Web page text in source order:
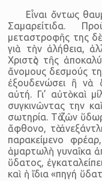
Εἶναι ὄντως
Σαμαρείτιδα.
μεταστροφῆς της
γιὰ τὴν ἀλήθεια,
Χριστὸς τῆς
ἄνομους δεσμούς
ἐξουδενώσει ἢ νὰ
αὐτή. Γι’ αὐτὸ καὶ
συγκινῶντας την
σωτηρία. Τὸ ζῶν
ἄφθονο, τὸ
παρακείμενο
ἁμαρτωλὴ γυναῖκα
ὕδατος,
καὶ ἡ ἴδια «πηγή